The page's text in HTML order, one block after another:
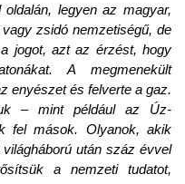
legyen az magyar,
zsidó nemzetiségű, de
jogot, azt az érzést, hogy
A megmenekült
enyészet és felverte a gaz.
– mint például az Úz-
fel mások. Olyanok, akik
után száz évvel
a nemzeti tudatot,